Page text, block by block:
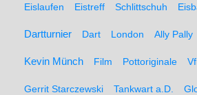
Eislaufen Eistreff Schlittschuh
Dartturnier Dart London Ally Pally
Kevin Münch Film Pottoriginale
Gerrit Starczewski Tankwart a.D.